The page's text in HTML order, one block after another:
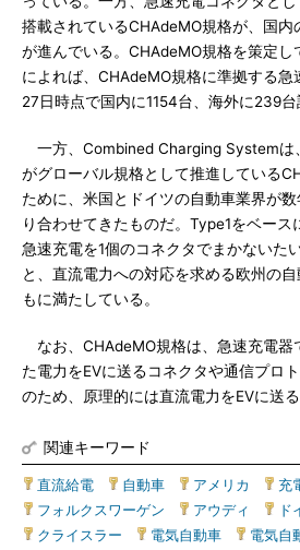
搭載されているCHAdeMO規格が、国内
が進んでいる。CHAdeMO規格を策定し
によれば、CHAdeMO規格に準拠する急
27日時点で国内に1154台、海外に239台
一方、Combined Charging Systemは
がグローバル規格として推進している
ために、米国とドイツの自動車業界が
り合わせてきたものだ。Type1をベース
急速充電を1個のコネクタでまかないた
と、直流電力への対応を求める欧州の
もに満たしている。
なお、CHAdeMO規格は、急速充電器
た電力をEVに送るコネクタや通信プロ
のため、原理的には直流電力をEVに送る
関連キーワード
直流給電 自動車 アメリカ 充
フォルクスワーゲン
アウディ ド
クライスラー
電気自動車 電気自